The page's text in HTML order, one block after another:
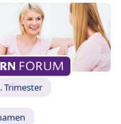
Trimester